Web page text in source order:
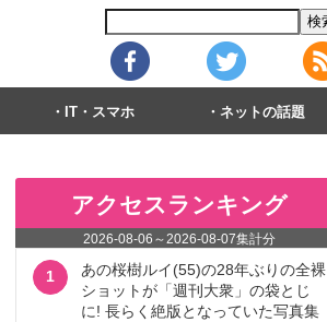
IT・スマホ ネットの話題
アクセスランキング
2026-08-06 ～2026-08-07集計分
1
あの桜樹ルイ(55)の28年ぶりの全裸
ショットが「週刊大衆」の袋とじ
に! 長らく絶版となっていた写真集